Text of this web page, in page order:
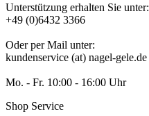
Unterstützung erhalten Sie unter:
+49 (0)6432 3366
Oder per Mail unter:
kundenservice (at) nagel-gele.de
Mo. - Fr. 10:00 - 16:00 Uhr
Shop Service